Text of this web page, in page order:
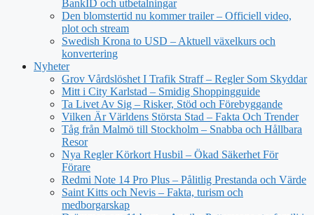
BankID och utbetalningar
Den blomstertid nu kommer trailer – Officiell video,
plot och stream
Swedish Krona to USD – Aktuell växelkurs och
konvertering
Nyheter
Grov Vårdslöshet I Trafik Straff – Regler Som Skyddar
Mitt i City Karlstad – Smidig Shoppingguide
Ta Livet Av Sig – Risker, Stöd och Förebyggande
Vilken Är Världens Största Stad – Fakta Och Trender
Tåg från Malmö till Stockholm – Snabba och Hållbara
Resor
Nya Regler Körkort Husbil – Ökad Säkerhet För
Förare
Redmi Note 14 Pro Plus – Pålitlig Prestanda och Värde
Saint Kitts och Nevis – Fakta, turism och
medborgarskap